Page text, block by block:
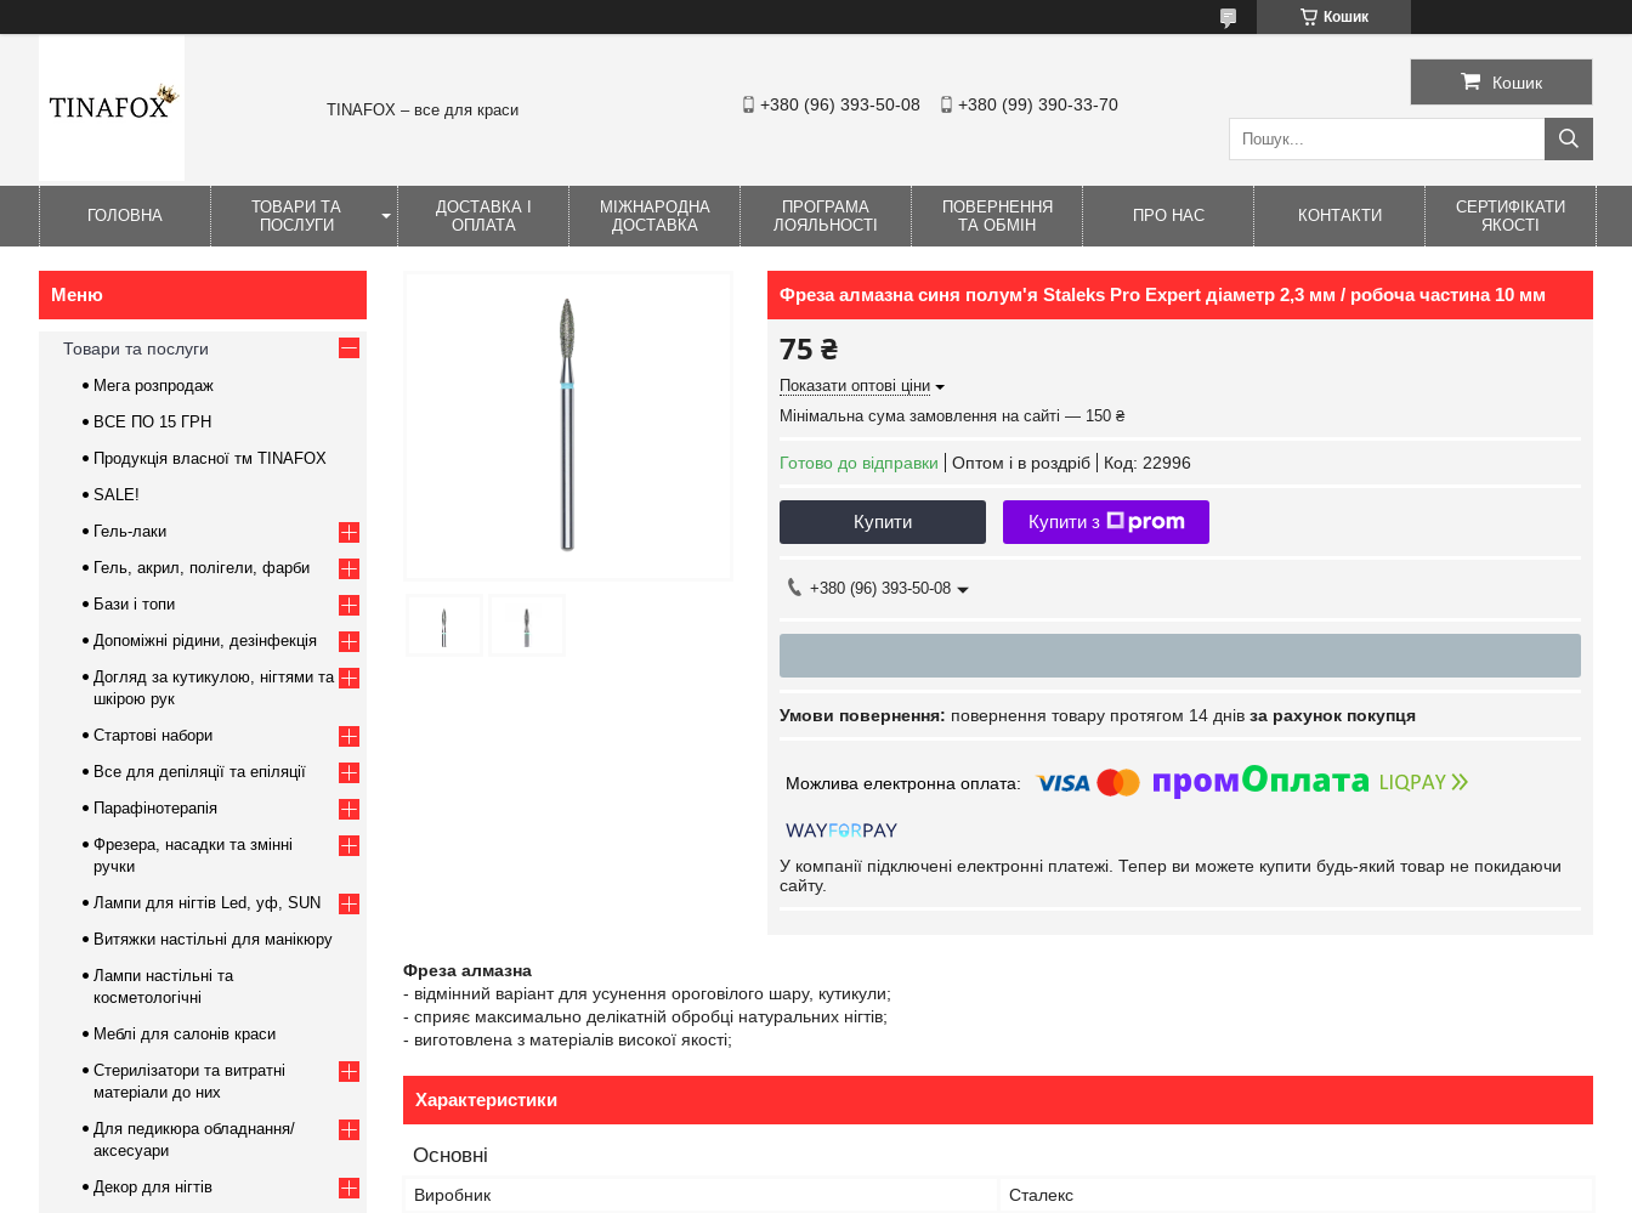
Кошик
TINAFOX – все для краси +380 (96) 393-50-08 +380 (99) 390-33-70
Кошик
ГОЛОВНА
ТОВАРИ ТА
ПОСЛУГИ
ДОСТАВКА І
ОПЛАТА
МІЖНАРОДНА
ДОСТАВКА
ПРОГРАМА
ЛОЯЛЬНОСТІ
ПОВЕРНЕННЯ
ТА ОБМІН
ПРО НАС КОНТАКТИ
СЕРТИФІКАТИ
ЯКОСТІ
Фреза алмазна синя полум'я Staleks Pro Expert діаметр 2,3 мм / робоча частина 10 мм
75 ₴
Показати оптові ціни
Мінімальна сума замовлення на сайті — 150 ₴
Готово до відправки Оптом і в роздріб Код: 22996
Купити Купити з
+380 (96) 393-50-08
повернення товару протягом 14 днів за рахунок покупця
У компанії підключені електронні платежі. Тепер ви можете купити будь-який товар не покидаючи
сайту.
Фреза алмазна
- відмінний варіант для усунення ороговілого шару, кутикули;
- сприяє максимально делікатній обробці натуральних нігтів;
- виготовлена з матеріалів високої якості;
Характеристики
Основні
Виробник
Сталекс
Товари та послуги
Мега розпродаж
ВСЕ ПО 15 ГРН
Продукція власної тм TINAFOX
SALE!
Гель-лаки
Гель, акрил, полігели, фарби
Бази і топи
Допоміжні рідини, дезінфекція
Догляд за кутикулою, нігтями та
шкірою рук
Стартові набори
Все для депіляції та епіляції
Парафінотерапія
Фрезера, насадки та змінні
ручки
Лампи для нігтів Led, уф, SUN
Витяжки настільні для манікюру
Лампи настільні та
косметологічні
Меблі для салонів краси
Стерилізатори та витратні
матеріали до них
Для педикюра обладнання/
аксесуари
Декор для нігтів